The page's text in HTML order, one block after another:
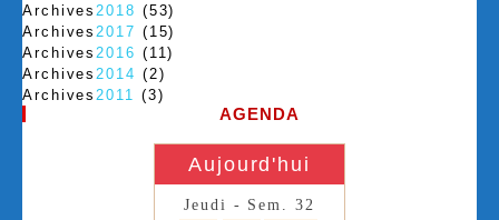
Archives 2018 (53)
Archives 2017 (15)
Archives 2016 (11)
Archives 2014 (2)
Archives 2011 (3)
AGENDA
Aujourd'hui
Jeudi - Sem. 32